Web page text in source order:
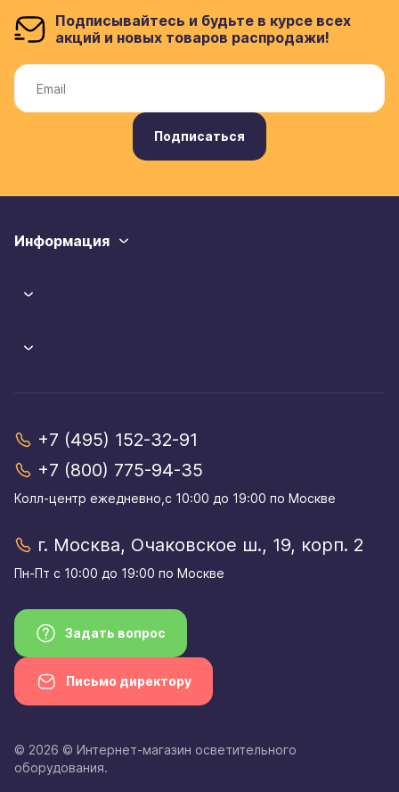
Подписывайтесь и будьте в курсе всех
акций и новых товаров распродажи!
Подписаться
Информация
+7 (495) 152-32-91
+7 (800) 775-94-35
Колл-центр eжедневно,с 10:00 до 19:00 по Москве
г. Москва, Очаковское ш., 19, корп. 2
Пн-Пт с 10:00 до 19:00 по Москве
Задать вопрос
Письмо директору
© 2026 © Интернет-магазин осветительного
оборудования.